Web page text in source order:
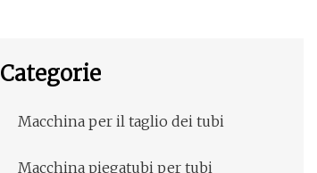
Categorie
Macchina per il taglio dei tubi
Macchina piegatubi per tubi